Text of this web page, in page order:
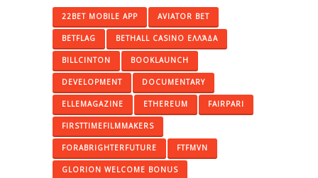
22BET MOBILE APP AVIATOR BET
BETFLAG BETHALL CASINO ΕΛΛΆΔΑ
BILLCINTON BOOKLAUNCH
DEVELOPMENT DOCUMENTARY
ELLEMAGAZINE ETHEREUM FAIRPARI
FIRSTTIMEFILMMAKERS
FORABRIGHTERFUTURE FTFMVN
GLORION WELCOME BONUS